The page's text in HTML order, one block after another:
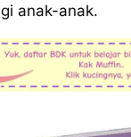
anak-anak.